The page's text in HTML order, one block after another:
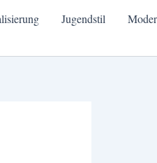
Jugendstil